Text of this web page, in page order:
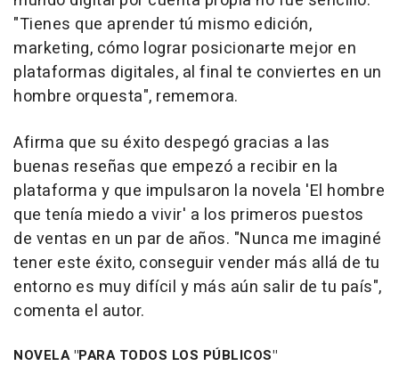
"Tienes que aprender tú mismo edición,
marketing, cómo lograr posicionarte mejor en
plataformas digitales, al final te conviertes en un
hombre orquesta", rememora.
Afirma que su éxito despegó gracias a las
buenas reseñas que empezó a recibir en la
plataforma y que impulsaron la novela 'El hombre
que tenía miedo a vivir' a los primeros puestos
de ventas en un par de años. "Nunca me imaginé
tener este éxito, conseguir vender más allá de tu
entorno es muy difícil y más aún salir de tu país",
comenta el autor.
NOVELA "PARA TODOS LOS PÚBLICOS"